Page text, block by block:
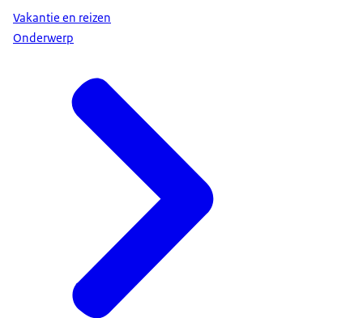
Vakantie en reizen
Onderwerp